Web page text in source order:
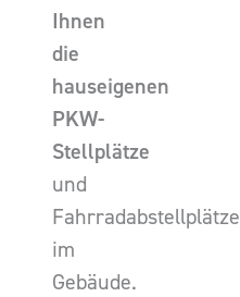
Ihnen
die
hauseigenen
PKW-
Stellplätze
und
Fahrradabstellplätze
im
Gebäude.